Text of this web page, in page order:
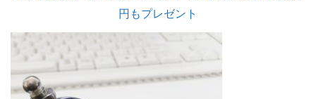
円もプレゼント